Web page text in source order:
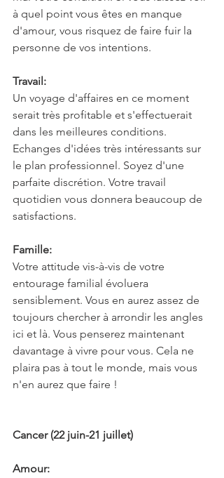
à quel point vous êtes en manque
d'amour, vous risquez de faire fuir la
personne de vos intentions.
Travail:
Un voyage d'affaires en ce moment
serait très profitable et s'effectuerait
dans les meilleures conditions.
Echanges d'idées très intéressants sur
le plan professionnel. Soyez d'une
parfaite discrétion. Votre travail
quotidien vous donnera beaucoup de
satisfactions.
Famille:
Votre attitude vis-à-vis de votre
entourage familial évoluera
sensiblement. Vous en aurez assez de
toujours chercher à arrondir les angles
ici et là. Vous penserez maintenant
davantage à vivre pour vous. Cela ne
plaira pas à tout le monde, mais vous
n'en aurez que faire !
Cancer (22 juin-21 juillet)
Amour: